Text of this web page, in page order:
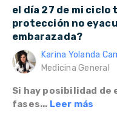
el día 27 de mi ciclo
protección no
embarazada?
Karina Yolanda
Medicina General
Si hay posibilidad de
fases... Leer más